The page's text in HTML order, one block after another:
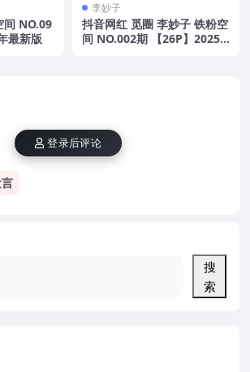
间 NO.09
最新版
李妙子
抖音网红 觅圈 李妙子 铁粉空
间 NO.002期 【26P】2025
登录后评论
搜
索